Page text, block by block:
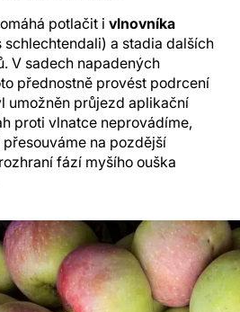
potlačit i vlnovníka
schlechtendali) a stadia dalších
V sadech napadených
přednostně provést podrcení
umožněn průjezd aplikační
proti vlnatce neprovádíme,
na pozdější
fází myšího ouška